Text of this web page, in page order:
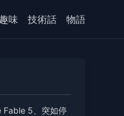
趣味 技術話 物語
Fable 5、突如停